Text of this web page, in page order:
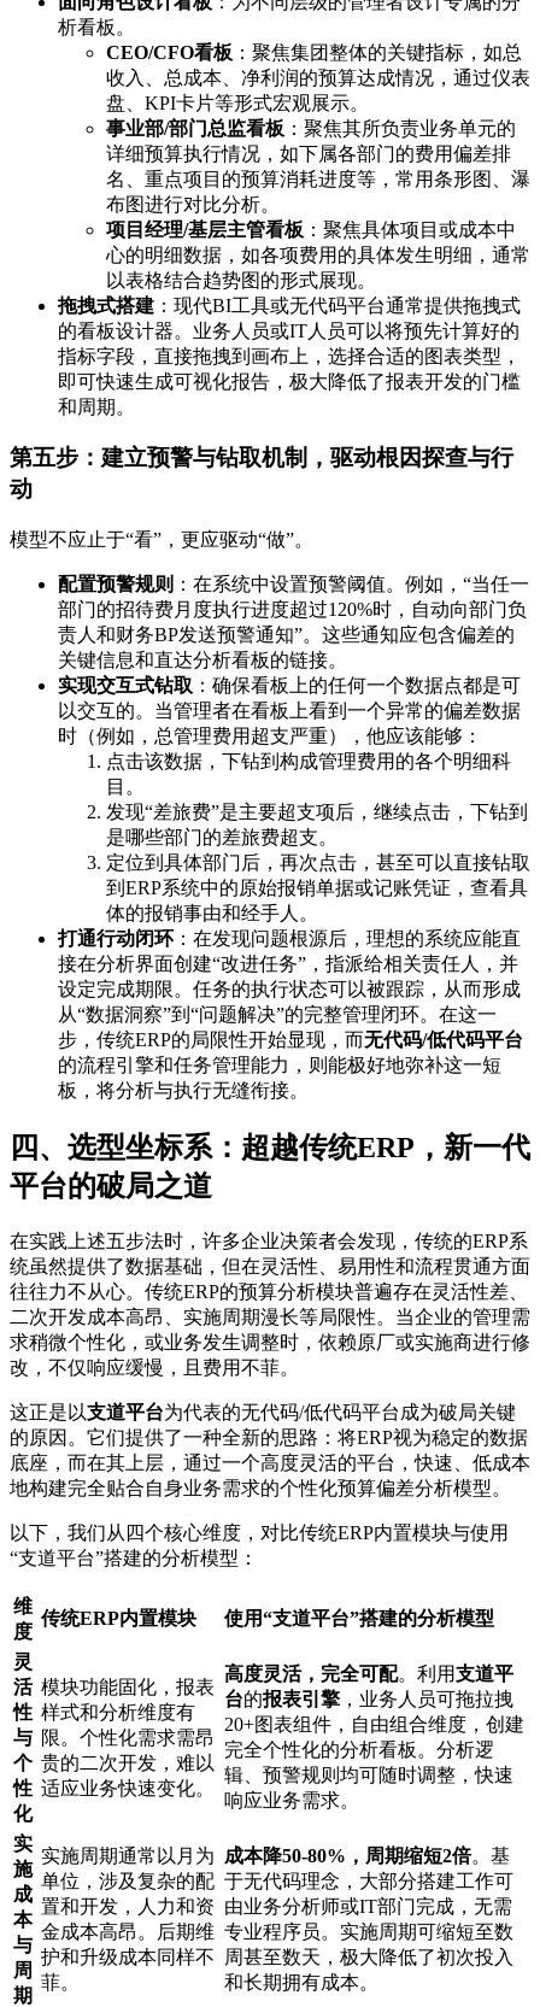
析看板。
CEO/CFO看板 ：聚焦集团整体的关键指标，如总
收入、总成本、净利润的预算达成情况，通过仪表
盘、KPI卡片等形式宏观展示。
事业部/部门总监看板 ：聚焦其所负责业务单元的
详细预算执行情况，如下属各部门的费用偏差排
名、重点项目的预算消耗进度等，常用条形图、瀑
布图进行对比分析。
项目经理/基层主管看板 ：聚焦具体项目或成本中
心的明细数据，如各项费用的具体发生明细，通常
以表格结合趋势图的形式展现。
拖拽式搭建 ：现代BI工具或无代码平台通常提供拖拽式
的看板设计器。业务人员或IT人员可以将预先计算好的
指标字段，直接拖拽到画布上，选择合适的图表类型，
即可快速生成可视化报告，极大降低了报表开发的门槛
和周期。
第五步：建立预警与钻取机制，驱动根因探查与行
动
模型不应止于“看”，更应驱动“做”。
配置预警规则 ：在系统中设置预警阈值。例如，“当任一
部门的招待费月度执行进度超过120%时，自动向部门负
责人和财务BP发送预警通知”。这些通知应包含偏差的
关键信息和直达分析看板的链接。
实现交互式钻取 ：确保看板上的任何一个数据点都是可
以交互的。当管理者在看板上看到一个异常的偏差数据
时（例如，总管理费用超支严重），他应该能够：
点击该数据，下钻到构成管理费用的各个明细科
目。
发现“差旅费”是主要超支项后，继续点击，下钻到
是哪些部门的差旅费超支。
定位到具体部门后，再次点击，甚至可以直接钻取
到ERP系统中的原始报销单据或记账凭证，查看具
体的报销事由和经手人。
打通行动闭环 ：在发现问题根源后，理想的系统应能直
接在分析界面创建“改进任务”，指派给相关责任人，并
设定完成期限。任务的执行状态可以被跟踪，从而形成
从“数据洞察”到“问题解决”的完整管理闭环。在这一
步，传统ERP的局限性开始显现，而无代码/低代码平台
的流程引擎和任务管理能力，则能极好地弥补这一短
板，将分析与执行无缝衔接。
四、选型坐标系：超越传统ERP，新一代
平台的破局之道
在实践上述五步法时，许多企业决策者会发现，传统的ERP系
统虽然提供了数据基础，但在灵活性、易用性和流程贯通方面
往往力不从心。传统ERP的预算分析模块普遍存在灵活性差、
二次开发成本高昂、实施周期漫长等局限性。当企业的管理需
求稍微个性化，或业务发生调整时，依赖原厂或实施商进行修
改，不仅响应缓慢，且费用不菲。
这正是以支道平台为代表的无代码/低代码平台成为破局关键
的原因。它们提供了一种全新的思路：将ERP视为稳定的数据
底座，而在其上层，通过一个高度灵活的平台，快速、低成本
地构建完全贴合自身业务需求的个性化预算偏差分析模型。
以下，我们从四个核心维度，对比传统ERP内置模块与使用
“支道平台”搭建的分析模型：
维
度
传统ERP内置模块 使用“支道平台”搭建的分析模型
灵
活
性
与
个
性
化
模块功能固化，报表
样式和分析维度有
限。个性化需求需昂
贵的二次开发，难以
适应业务快速变化。
高度灵活，完全可配。利用支道平
台的报表引擎 ，业务人员可拖拉拽
20+图表组件，自由组合维度，创建
完全个性化的分析看板。分析逻
辑、预警规则均可随时调整，快速
响应业务需求。
实
施
成
本
与
周
期
实施周期通常以月为
单位，涉及复杂的配
置和开发，人力和资
金成本高昂。后期维
护和升级成本同样不
菲。
成本降50-80%，周期缩短2倍。基
于无代码理念，大部分搭建工作可
由业务分析师或IT部门完成，无需
专业程序员。实施周期可缩短至数
周甚至数天，极大降低了初次投入
和长期拥有成本。